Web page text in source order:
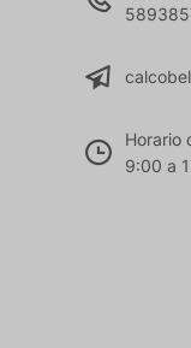
Horario
9:00 a